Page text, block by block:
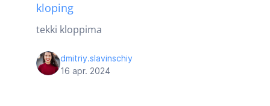
kloping
tekki kloppima
dmitriy.slavinschiy
16 apr. 2024